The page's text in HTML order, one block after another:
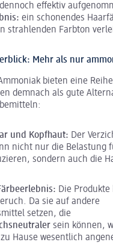
effektiv
ein schonendes
strahlenden Farbton
Mehr als nur
bieten eine
demnach als gute
und Kopfhaut: Der
nicht nur die Belastung
sondern auch die
Die
Da sie auf andere
setzen, die
sein können,
zu Hause wesentlich